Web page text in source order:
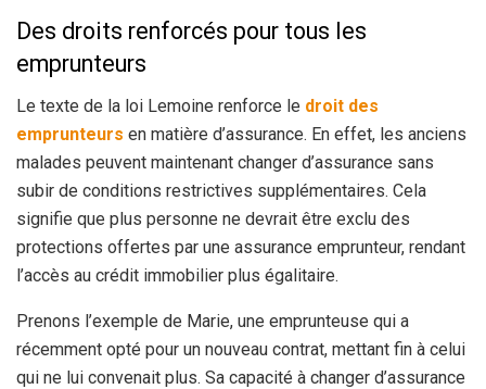
Des droits renforcés pour tous les
emprunteurs
Le texte de la loi Lemoine renforce le droit des
emprunteurs en matière d’assurance. En effet, les anciens
malades peuvent maintenant changer d’assurance sans
subir de conditions restrictives supplémentaires. Cela
signifie que plus personne ne devrait être exclu des
protections offertes par une assurance emprunteur, rendant
l’accès au crédit immobilier plus égalitaire.
Prenons l’exemple de Marie, une emprunteuse qui a
récemment opté pour un nouveau contrat, mettant fin à celui
qui ne lui convenait plus. Sa capacité à changer d’assurance